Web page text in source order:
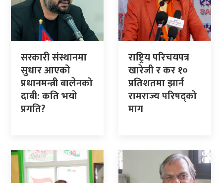
सरकारी संस्थानमा
सुधार आएको
प्रधानमन्त्री बालेनको
दाबी: कति भयो
प्रगति?
राष्ट्रिय परिचयपत्र
खारेजी र कर १०
प्रतिशतमा झार्न
रामराज्य परिषद्को
माग